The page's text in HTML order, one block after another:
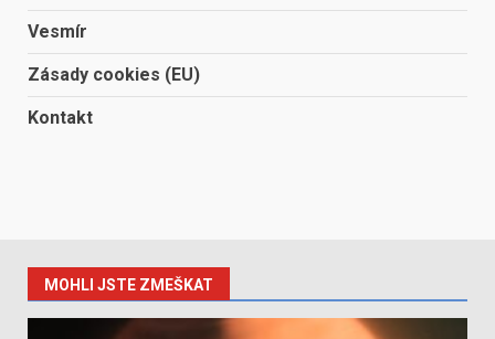
Vesmír
Zásady cookies (EU)
Kontakt
MOHLI JSTE ZMEŠKAT